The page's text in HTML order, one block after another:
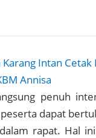
Intan
Annisa
penuh
dapat
rapat. Hal